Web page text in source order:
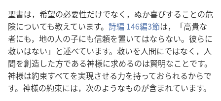
聖書は，希望の必要性だけでなく，ぬか喜びすることの危
険についても教えています。 詩編 146編3節は，「高貴な
者にも，地の人の子にも信頼を置いてはならない。彼らに
救いはない」と述べています。救いを人間にではなく，人
間を創造した方である神様に求めるのは賢明なことです。
神様は約束すべてを実現させる力を持っておられるからで
す。神様の約束には，次のようなものが含まれています。